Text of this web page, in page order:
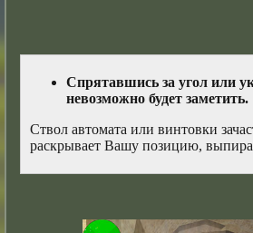
Спрятавшись за угол или
невозможно будет заметить.
Ствол автомата или винтовки
раскрывает Вашу позицию,